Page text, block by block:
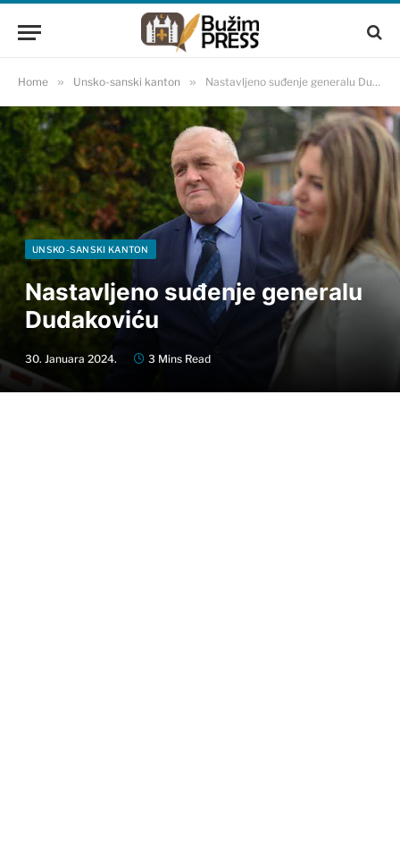
Home » Unsko-sanski kanton » Nastavljeno suđenje generalu Dudakoviću
UNSKO-SANSKI KANTON
Nastavljeno suđenje generalu
Dudakoviću
30. Januara 2024. 3 Mins Read